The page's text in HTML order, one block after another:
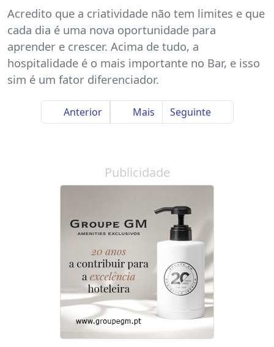
Acredito que a criatividade não tem limites e que
cada dia é uma nova oportunidade para
aprender e crescer. Acima de tudo, a
hospitalidade é o mais importante no Bar, e isso
sim é um fator diferenciador.
Anterior Mais Seguinte
Publicidade